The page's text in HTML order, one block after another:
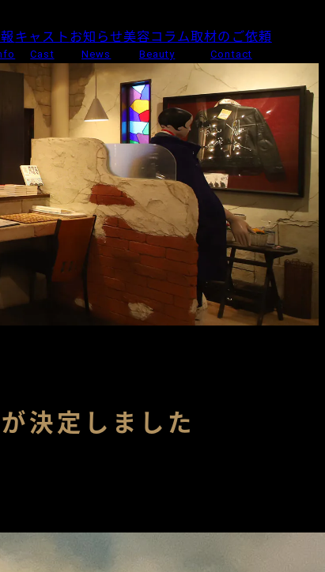
キャスト
Cast
お知らせ
News
美容コラム
Beauty
取材のご依頼
Contact
決定しました